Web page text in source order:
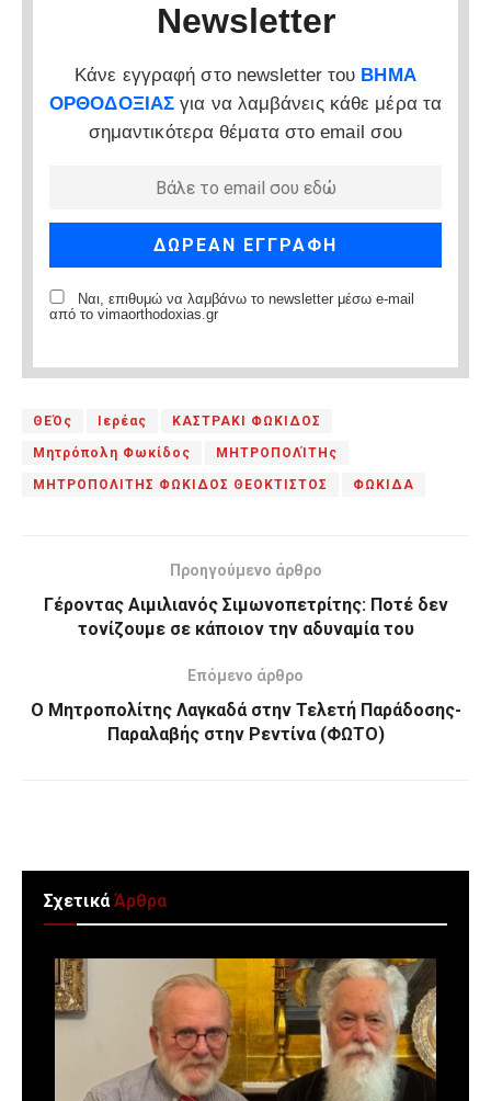
Newsletter
Κάνε εγγραφή στο newsletter του ΒΗΜΑ
ΟΡΘΟΔΟΞΙΑΣ για να λαμβάνεις κάθε μέρα τα
σημαντικότερα θέματα στο email σου
Ναι, επιθυμώ να λαμβάνω το newsletter μέσω e-mail
από το vimaorthodoxias.gr
ΘΕΌς Ιερέας ΚΑΣΤΡΑΚΙ ΦΩΚΙΔΟΣ
Μητρόπολη Φωκίδος ΜΗΤΡΟΠΟΛΊΤΗς
ΜΗΤΡΟΠΟΛΙΤΗΣ ΦΩΚΙΔΟΣ ΘΕΟΚΤΙΣΤΟΣ ΦΩΚΙΔΑ
Προηγούμενο άρθρο
Γέροντας Αιμιλιανός Σιμωνοπετρίτης: Ποτέ δεν
τονίζουμε σε κάποιον την αδυναμία του
Επόμενο άρθρο
Ο Μητροπολίτης Λαγκαδά στην Τελετή Παράδοσης-
Παραλαβής στην Ρεντίνα (ΦΩΤΟ)
ΣχετικάΆρθρα